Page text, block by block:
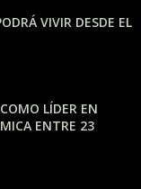
VIVIR DESDE EL
LÍDER EN
ENTRE 23